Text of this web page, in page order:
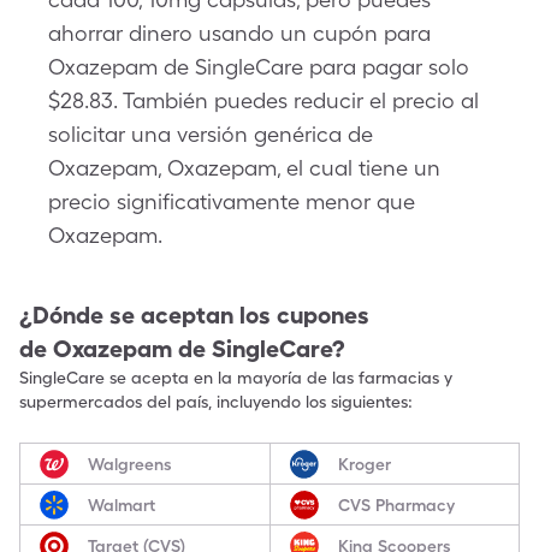
ahorrar dinero usando un cupón para
Oxazepam de SingleCare para pagar solo
$28.83. También puedes reducir el precio al
solicitar una versión genérica de
Oxazepam, Oxazepam, el cual tiene un
precio significativamente menor que
Oxazepam.
¿Dónde se aceptan los cupones
de Oxazepam de SingleCare?
SingleCare se acepta en la mayoría de las farmacias y
supermercados del país, incluyendo los siguientes:
Walgreens Kroger
Walmart CVS Pharmacy
Target (CVS) King Scoopers